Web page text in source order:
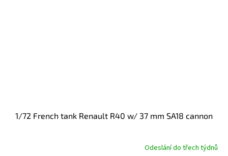
1/72 French tank Renault R40 w/ 37 mm SA18 cannon
Odeslání do třech týdnů